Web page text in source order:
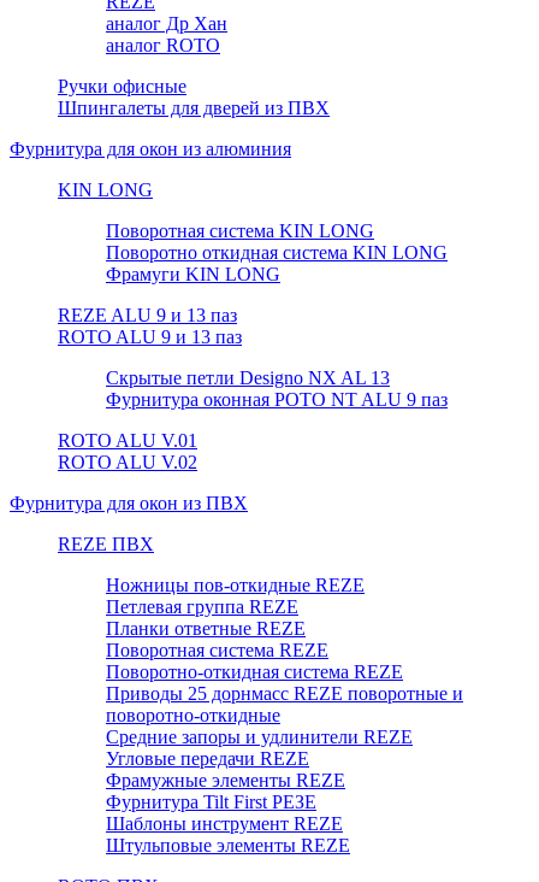
аналог Др Хан
аналог ROTO
Ручки офисные
Шпингалеты для дверей из ПВХ
Фурнитура для окон из алюминия
KIN LONG
Поворотная система KIN LONG
Поворотно откидная система KIN LONG
Фрамуги KIN LONG
REZE ALU 9 и 13 паз
ROTO ALU 9 и 13 паз
Скрытые петли Designo NX AL 13
Фурнитура оконная РОТО NT ALU 9 паз
ROTO ALU V.01
ROTO ALU V.02
Фурнитура для окон из ПВХ
REZE ПВХ
Ножницы пов-откидные REZE
Петлевая группа REZE
Планки ответные REZE
Поворотная система REZE
Поворотно-откидная система REZE
Приводы 25 дорнмасс REZE поворотные и
поворотно-откидные
Средние запоры и удлинители REZE
Угловые передачи REZE
Фрамужные элементы REZE
Фурнитура Tilt First РЕЗЕ
Шаблоны инструмент REZE
Штульповые элементы REZE